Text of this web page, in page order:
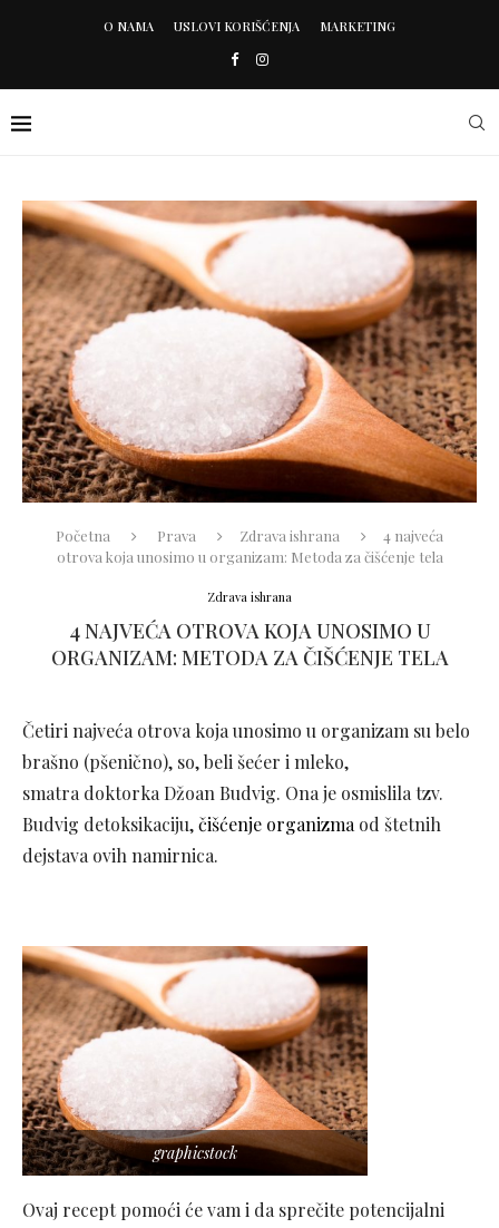
O NAMA USLOVI KORIŠĆENJA MARKETING
Početna Prava Zdrava ishrana
4 najveća
otrova koja unosimo u organizam: Metoda za čišćenje tela
Zdrava ishrana
4 NAJVEĆA OTROVA KOJA UNOSIMO U
ORGANIZAM: METODA ZA ČIŠĆENJE TELA
Četiri najveća otrova koja unosimo u organizam su belo
brašno (pšenično), so, beli šećer i mleko,
smatra doktorka Džoan Budvig. Ona je osmislila tzv.
Budvig detoksikaciju,čišćenje organizmaod štetnih
dejstava ovih namirnica.
graphicstock
Ovaj recept pomoći će vam i da sprečite potencijalni